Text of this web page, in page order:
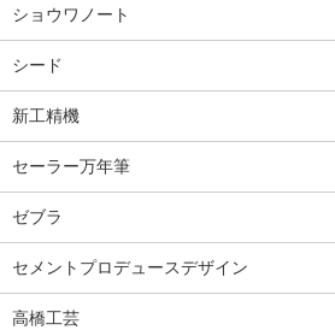
ショウワノート
シード
新工精機
セーラー万年筆
ゼブラ
セメントプロデュースデザイン
高橋工芸